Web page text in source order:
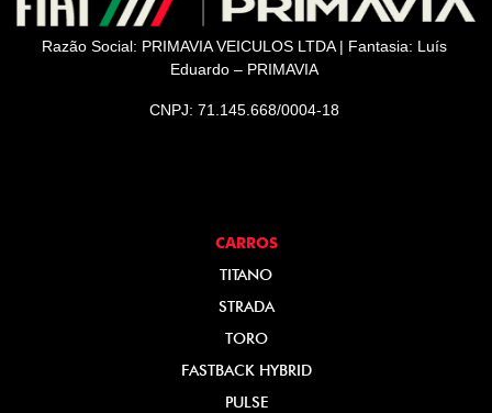
Razão Social: PRIMAVIA VEICULOS LTDA | Fantasia: Luís
Eduardo – PRIMAVIA
CNPJ: 71.145.668/0004-18
CARROS
TITANO
STRADA
TORO
FASTBACK HYBRID
PULSE